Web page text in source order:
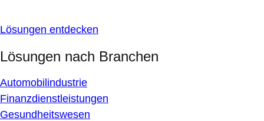
Lösungen entdecken
Lösungen nach Branchen
Automobilindustrie
Finanzdienstleistungen
Gesundheitswesen